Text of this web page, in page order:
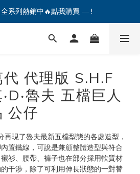
系列熱銷中🔥點我購買 — !
系列熱銷中🔥點我購買 — !
Line 新好友領優惠券！🎫
代理版 S.H.F
魯夫 五檔巨人
公仔
再現了魯夫最新五檔型態的各處造型，
置鐵線，可說是兼顧整體造型與符合
衫、腰帶、褲子也在部分採用軟質材
干涉，除了可利用伸長狀態的一對替